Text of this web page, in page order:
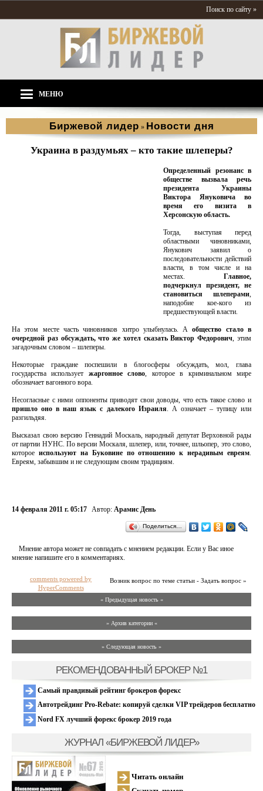
Поиск по сайту »
МЕНЮ
Биржевой лидер » Новости дня
Украина в раздумьях – кто такие шлеперы?
Определенный резонанс в
обществе вызвала речь
президента Украины
Виктора Януковича во
время его визита в
Херсонскую область.
Тогда, выступая перед
областными чиновниками,
Янукович заявил о
последовательности действий
власти, в том числе и на
местах. Главное,
подчеркнул президент, не
становиться шлеперами,
наподобие кое-кого из
предшествующей власти.
На этом месте часть чиновников хитро улыбнулась. Аобщество стало в
очередной раз обсуждать, что же хотел сказать Виктор Федорович, этим
загадочным словом – шлеперы.
Некоторые граждане поспешили в блогосферы обсуждать, мол, глава
государства использует жаргонное слово, которое в криминальном мире
обозначает вагонного вора.
Несогласные с ними оппоненты приводят свои доводы, что есть такое слово и
пришло оно в наш язык с далекого Израиля. А означает – тупицу или
разгильдяя.
Высказал свою версию Геннадий Москаль, народный депутат Верховной рады
от партии НУНС. По версии Москаля, шлепер, или, точнее, шльопер, это слово,
которое используют на Буковине по отношению к нерадивым евреям.
Евреям, забывшим и не следующим своим традициям.
14 февраля 2011 г. 05:17 Автор: Арамис День
Поделиться…
Мнение автора может не совпадать с мнением редакции. Если у Вас иное
мнение напишите его в комментариях.
Возник вопрос по теме статьи - Задать вопрос »
comments powered by
HyperComments
« Предыдущая новость «
» Архив категории «
» Следующая новость »
РЕКОМЕНДОВАННЫЙ БРОКЕР №1
Самый правдивый рейтинг брокеров форекс
Автотрейдинг Pro-Rebate: копируй сделки VIP трейдеров бесплатно
Nord FX лучший форекс брокер 2019 года
ЖУРНАЛ «БИРЖЕВОЙ ЛИДЕР»
Читать онлайн